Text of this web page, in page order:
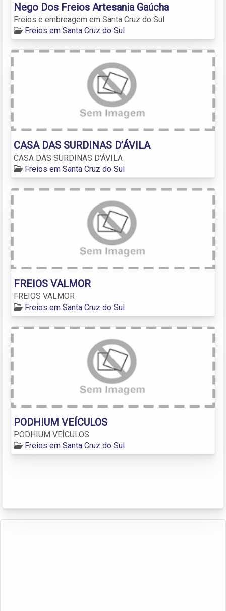
Nego Dos Freios Artesania Gaúcha
Freios e embreagem em Santa Cruz do Sul
Freios em Santa Cruz do Sul
CASA DAS SURDINAS D’ÁVILA
CASA DAS SURDINAS D'ÁVILA
Freios em Santa Cruz do Sul
FREIOS VALMOR
FREIOS VALMOR
Freios em Santa Cruz do Sul
PODHIUM VEÍCULOS
PODHIUM VEÍCULOS
Freios em Santa Cruz do Sul